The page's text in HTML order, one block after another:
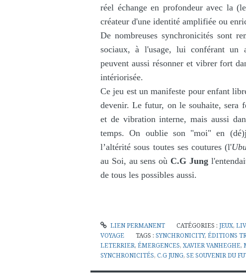
réel échange en profondeur avec la
créateur d'une identité amplifiée ou
De nombreuses synchronicités sont
sociaux, à l'usage, lui conférant un
peuvent aussi résonner et vibrer fort
intériorisée.
Ce jeu est un manifeste pour enfant
devenir. Le futur, on le souhaite, sera
et de vibration interne, mais aussi
temps. On oublie son "moi" en
l’altérité sous toutes ses coutures (l'
au Soi, au sens où C.G Jung
de tous les possibles aussi.
LIEN PERMANENT CATÉGORIES :JEUX,
VOYAGE
TAGS : SYNCHRONICITY, ÉDITIONS
LETERRIER, ÉMERGENCES, XAVIER VANHEGHE,
SYNCHRONICITÉS, C.G JUNG, SE SOUVENIR DU